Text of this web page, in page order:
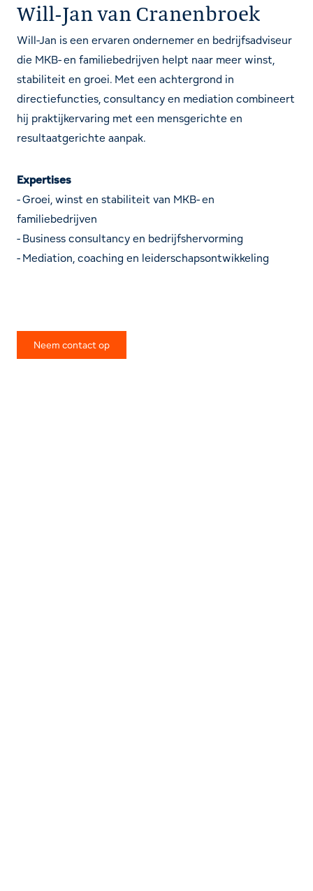
Will-Jan van Cranenbroek
Will-Jan is een ervaren ondernemer en bedrijfsadviseur
die MKB- en familiebedrijven helpt naar meer winst,
stabiliteit en groei. Met een achtergrond in
directiefuncties, consultancy en mediation combineert
hij praktijkervaring met een mensgerichte en
resultaatgerichte aanpak.
Expertises
- Groei, winst en stabiliteit van MKB- en
familiebedrijven
- Business consultancy en bedrijfshervorming
- Mediation, coaching en leiderschapsontwikkeling
Neem contact op